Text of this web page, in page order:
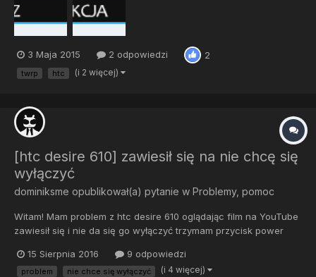
uzyskać sterowniki na komputerze z tego linkuPobier...
3 Maja 2015 2 odpowiedzi 2
twrp htc (i 2 więcej)
[htc desire 610] zawiesił się na nie chcę się
wyłączyć
dominiksme opublikował(a) pytanie w Problemy, pomoc
Witam! Mam problem z htc desire 610 oglądając film na YouTube
zawiesił się i nie da się go wyłączyć trzymam przycisk power
zjawiska ? dzięki za pomoc.
15 Sierpnia 2016 9 odpowiedzi
problem nie chce się wyłączyć (i 4 więcej)